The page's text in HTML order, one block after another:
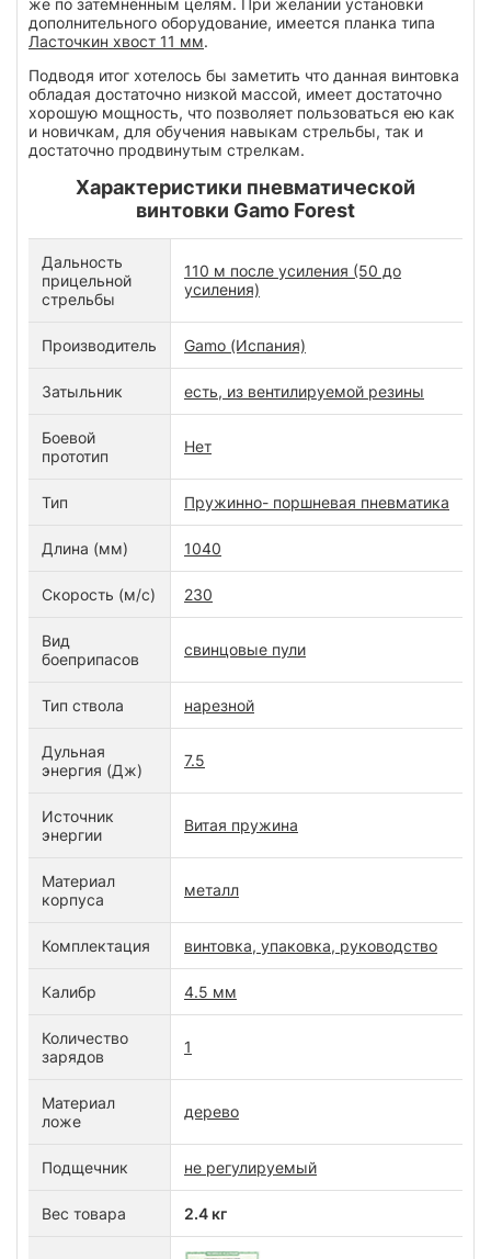
же по затемнённым целям. При желании установки
дополнительного оборудование, имеется планка типа
Ласточкин хвост 11 мм.
Подводя итог хотелось бы заметить что данная винтовка
обладая достаточно низкой массой, имеет достаточно
хорошую мощность, что позволяет пользоваться ею как
и новичкам, для обучения навыкам стрельбы, так и
достаточно продвинутым стрелкам.
Характеристики пневматической
винтовки Gamo Forest
Дальность
прицельной
стрельбы
110 м после усиления (50 до
усиления)
Производитель Gamo (Испания)
Затыльник есть, из вентилируемой резины
Боевой
прототип
Нет
Тип Пружинно- поршневая пневматика
Длина (мм) 1040
Скорость (м/с) 230
Вид
боеприпасов
свинцовые пули
Тип ствола нарезной
Дульная
энергия (Дж)
7.5
Источник
энергии
Витая пружина
Материал
корпуса
металл
Комплектация винтовка, упаковка, руководство
Калибр 4.5 мм
Количество
зарядов
1
Материал
ложе
дерево
Подщечник не регулируемый
Вес товара 2.4 кг